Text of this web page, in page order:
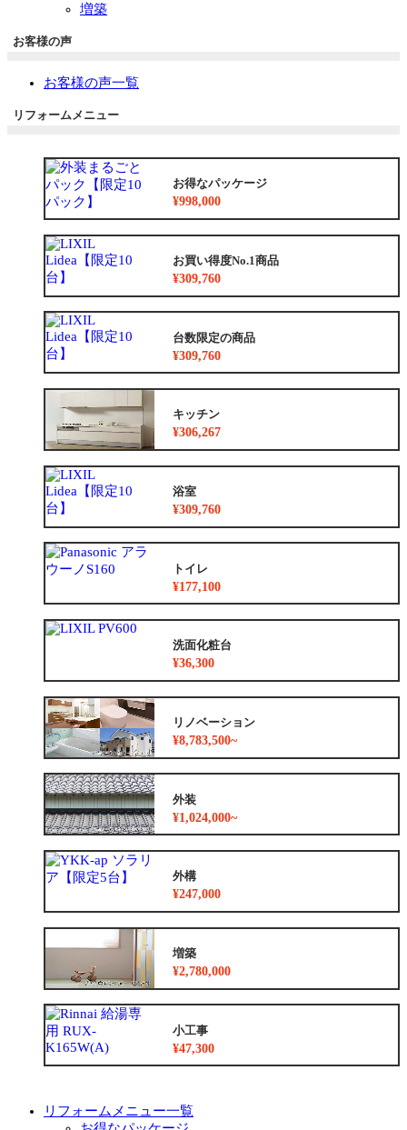
増築
お客様の声
お客様の声一覧
リフォームメニュー
お得なパッケージ
¥998,000
お買い得度No.1商品
¥309,760
台数限定の商品
¥309,760
キッチン
¥306,267
浴室
¥309,760
トイレ
¥177,100
洗面化粧台
¥36,300
リノベーション
¥8,783,500~
外装
¥1,024,000~
外構
¥247,000
増築
¥2,780,000
小工事
¥47,300
リフォームメニュー一覧